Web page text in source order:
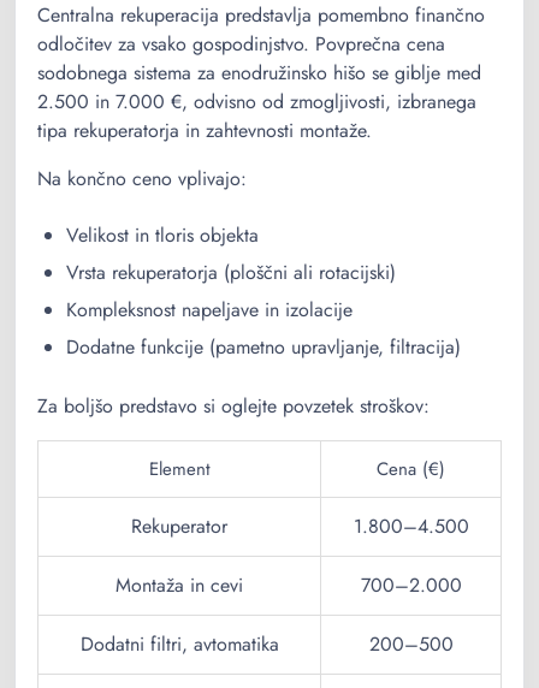
Centralna rekuperacija predstavlja pomembno finančno
odločitev za vsako gospodinjstvo. Povprečna cena
sodobnega sistema za enodružinsko hišo se giblje med
2.500 in 7.000 €, odvisno od zmogljivosti, izbranega
tipa rekuperatorja in zahtevnosti montaže.
Na končno ceno vplivajo:
Velikost in tloris objekta
Vrsta rekuperatorja (ploščni ali rotacijski)
Kompleksnost napeljave in izolacije
Dodatne funkcije (pametno upravljanje, filtracija)
Za boljšo predstavo si oglejte povzetek stroškov:
Element Cena (€)
Rekuperator 1.800–4.500
Montaža in cevi 700–2.000
Dodatni filtri, avtomatika 200–500